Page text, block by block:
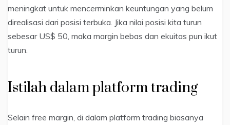
meningkat untuk mencerminkan keuntungan yang belum
direalisasi dari posisi terbuka. Jika nilai posisi kita turun
sebesar US$ 50, maka margin bebas dan ekuitas pun ikut
turun.
Istilah dalam platform trading
Selain free margin, di dalam platform trading biasanya